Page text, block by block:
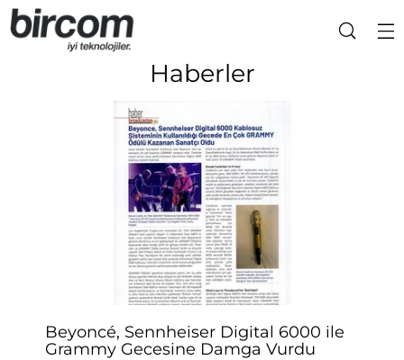
Haberler
Beyoncé, Sennheiser Digital 6000 ile
Grammy Gecesine Damga Vurdu